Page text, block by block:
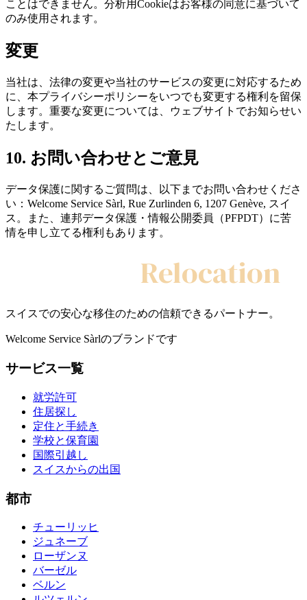
ことはできません。分析用Cookieはお客様の同意に基づいて
のみ使用されます。
変更
当社は、法律の変更や当社のサービスの変更に対応するため
に、本プライバシーポリシーをいつでも変更する権利を留保
します。重要な変更については、ウェブサイトでお知らせい
たします。
10. お問い合わせとご意見
データ保護に関するご質問は、以下までお問い合わせくださ
い：Welcome Service Sàrl, Rue Zurlinden 6, 1207 Genève, スイ
ス。また、連邦データ保護・情報公開委員（PFPDT）に苦
情を申し立てる権利もあります。
Relocation
スイスでの安心な移住のための信頼できるパートナー。
Welcome Service Sàrlのブランドです
サービス一覧
就労許可
住居探し
定住と手続き
学校と保育園
国際引越し
スイスからの出国
都市
チューリッヒ
ジュネーブ
ローザンヌ
バーゼル
ベルン